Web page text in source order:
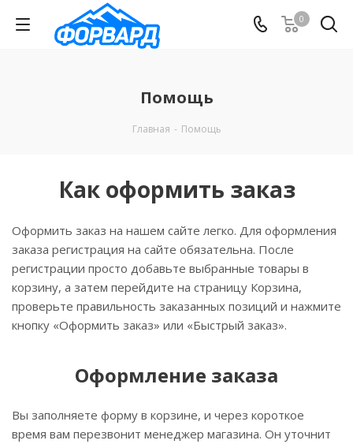
0
Помощь
Главная - Помощь
Как оформить заказ
Оформить заказ на нашем сайте легко. Для оформления
заказа регистрация на сайте обязательна. После
регистрации просто добавьте выбранные товары в
корзину, а затем перейдите на страницу Корзина,
проверьте правильность заказанных позиций и нажмите
кнопку «Оформить заказ» или «Быстрый заказ».
Оформление заказа
Вы заполняете форму в корзине, и через короткое
время вам перезвонит менеджер магазина. Он уточнит